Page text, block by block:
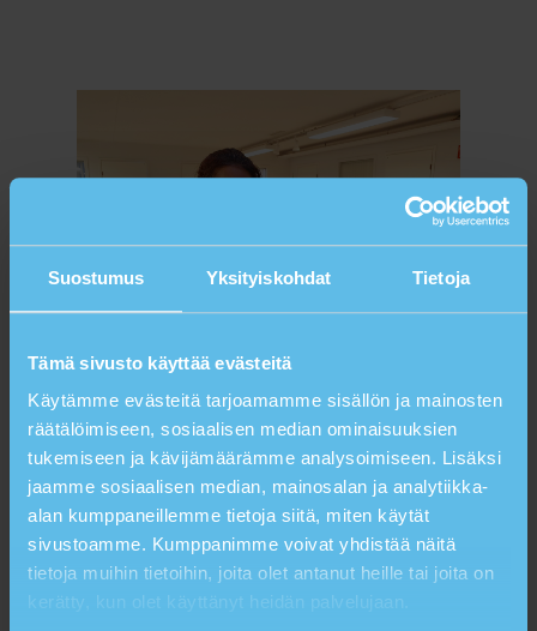
Suostumus Yksityiskohdat Tietoja
Tämä sivusto käyttää evästeitä
Käytämme evästeitä tarjoamamme sisällön ja mainosten
räätälöimiseen, sosiaalisen median ominaisuuksien
tukemiseen ja kävijämäärämme analysoimiseen. Lisäksi
jaamme sosiaalisen median, mainosalan ja analytiikka-
alan kumppaneillemme tietoja siitä, miten käytät
sivustoamme. Kumppanimme voivat yhdistää näitä
tietoja muihin tietoihin, joita olet antanut heille tai joita on
kerätty, kun olet käyttänyt heidän palvelujaan.
Suntaraporn – ylläpitosiivooja
22.09.2025|Työntekijän esittely
Lue Lisää